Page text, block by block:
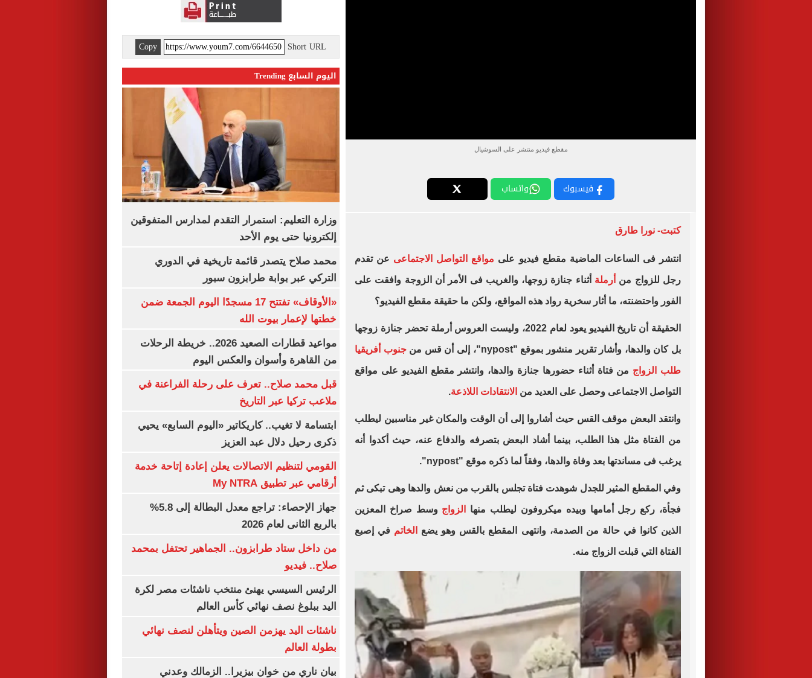
مقطع فيديو منتشر على السوشيال
فيسبوك واتساب
كتبت- نورا طارق
انتشر فى الساعات الماضية مقطع فيديو على مواقع التواصل الاجتماعى عن تقدم
رجل للزواج من أرملة أثناء جنازة زوجها، والغريب فى الأمر أن الزوجة وافقت على
الفور واحتضنته، ما أثار سخرية رواد هذه المواقع، ولكن ما حقيقة مقطع الفيديو؟
الحقيقة أن تاريخ الفيديو يعود لعام 2022، وليست العروس أرملة تحضر جنازة زوجها
بل كان والدها، وأشار تقرير منشور بموقع "nypost"، إلى أن قس من جنوب أفريقيا
طلب الزواج من فتاة أثناء حضورها جنازة والدها، وانتشر مقطع الفيديو على مواقع
التواصل الاجتماعى وحصل على العديد من الانتقادات اللاذعة.
وانتقد البعض موقف القس حيث أشاروا إلى أن الوقت والمكان غير مناسبين ليطلب
من الفتاة مثل هذا الطلب، بينما أشاد البعض بتصرفه والدفاع عنه، حيث أكدوا أنه
يرغب فى مساندتها بعد وفاة والدها، وفقاً لما ذكره موقع "nypost".
وفي المقطع المثير للجدل شوهدت فتاة تجلس بالقرب من نعش والدها وهى تبكى ثم
فجأة، ركع رجل أمامها وبيده ميكروفون ليطلب منها الزواج وسط صراخ المعزين
الذين كانوا في حالة من الصدمة، وانتهى المقطع بالقس وهو يضع الخاتم في إصبع
الفتاة التي قبلت الزواج منه.
Short URL
Copy
اليوم السابع Trending
وزارة التعليم: استمرار التقدم لمدارس المتفوقين
إلكترونيا حتى يوم الأحد
محمد صلاح يتصدر قائمة تاريخية في الدوري
التركي عبر بوابة طرابزون سبور
«الأوقاف» تفتتح 17 مسجدًا اليوم الجمعة ضمن
خطتها لإعمار بيوت الله
مواعيد قطارات الصعيد 2026.. خريطة الرحلات
من القاهرة وأسوان والعكس اليوم
قبل محمد صلاح.. تعرف على رحلة الفراعنة في
ملاعب تركيا عبر التاريخ
ابتسامة لا تغيب.. كاريكاتير «اليوم السابع» يحيي
ذكرى رحيل دلال عبد العزيز
القومي لتنظيم الاتصالات يعلن إعادة إتاحة خدمة
أرقامي عبر تطبيق My NTRA
جهاز الإحصاء: تراجع معدل البطالة إلى 5.8%
بالربع الثانى لعام 2026
من داخل ستاد طرابزون.. الجماهير تحتفل بمحمد
صلاح.. فيديو
الرئيس السيسي يهنئ منتخب ناشئات مصر لكرة
اليد ببلوغ نصف نهائي كأس العالم
ناشئات اليد يهزمن الصين ويتأهلن لنصف نهائي
بطولة العالم
بيان ناري من خوان بيزيرا.. الزمالك وعدني